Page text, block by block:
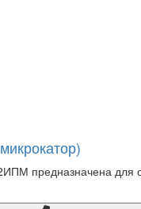
предназначена для